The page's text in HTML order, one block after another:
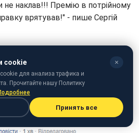
не наклав!!! Премію в потрійному
врятував!" - пише Сергій
cookie ✕
для анализа трафика и
Прочитайте нашу Политику
Принять все